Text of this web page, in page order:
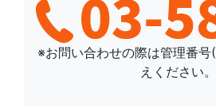
※お問い合わせの際は管理番号(
えください。